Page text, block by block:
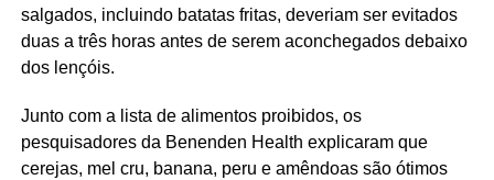
salgados, incluindo batatas fritas, deveriam ser evitados
duas a três horas antes de serem aconchegados debaixo
dos lençóis.
Junto com a lista de alimentos proibidos, os
pesquisadores da Benenden Health explicaram que
cerejas, mel cru, banana, peru e amêndoas são ótimos